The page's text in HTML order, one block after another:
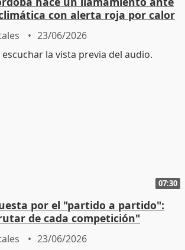
con alerta roja por calor
23/06/2026
07:30
por el "partido a partido":
de cada competición"
23/06/2026